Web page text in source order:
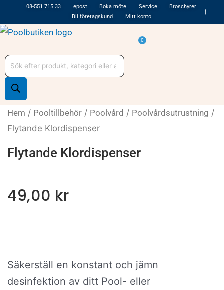
till
innehåll
08-551 715 33 epost Boka möte Service
Broschyrer
Bli företagskund
Mitt konto
0
Varukorg
Produktsökning
Hem / Pooltillbehör / Poolvård / Poolvårdsutrustning /
Flytande Klordispenser
Flytande Klordispenser
49,00 kr
Säkerställ en konstant och jämn
desinfektion av ditt Pool- eller